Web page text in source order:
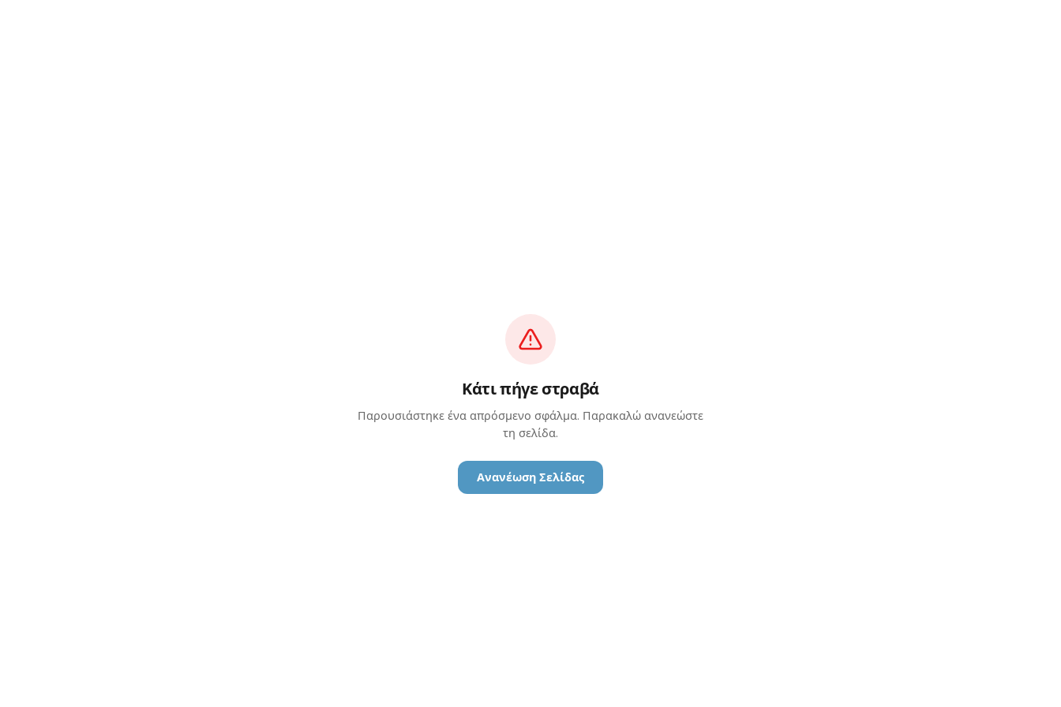
Κάτι πήγε στραβά
Παρουσιάστηκε ένα απρόσμενο σφάλμα. Παρακαλώ ανανεώστε
τη σελίδα.
Ανανέωση Σελίδας